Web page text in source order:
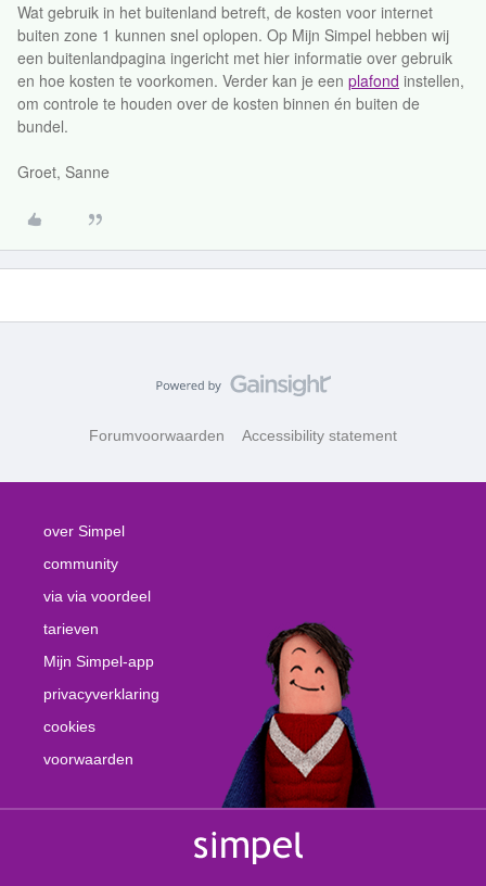
Wat gebruik in het buitenland betreft, de kosten voor internet
buiten zone 1 kunnen snel oplopen. Op Mijn Simpel hebben wij
een buitenlandpagina ingericht met hier informatie over gebruik
en hoe kosten te voorkomen. Verder kan je een plafond instellen,
om controle te houden over de kosten binnen én buiten de
bundel.
Groet, Sanne
Forumvoorwaarden Accessibility statement
over Simpel
community
via via voordeel
tarieven
Mijn Simpel-app
privacyverklaring
cookies
voorwaarden